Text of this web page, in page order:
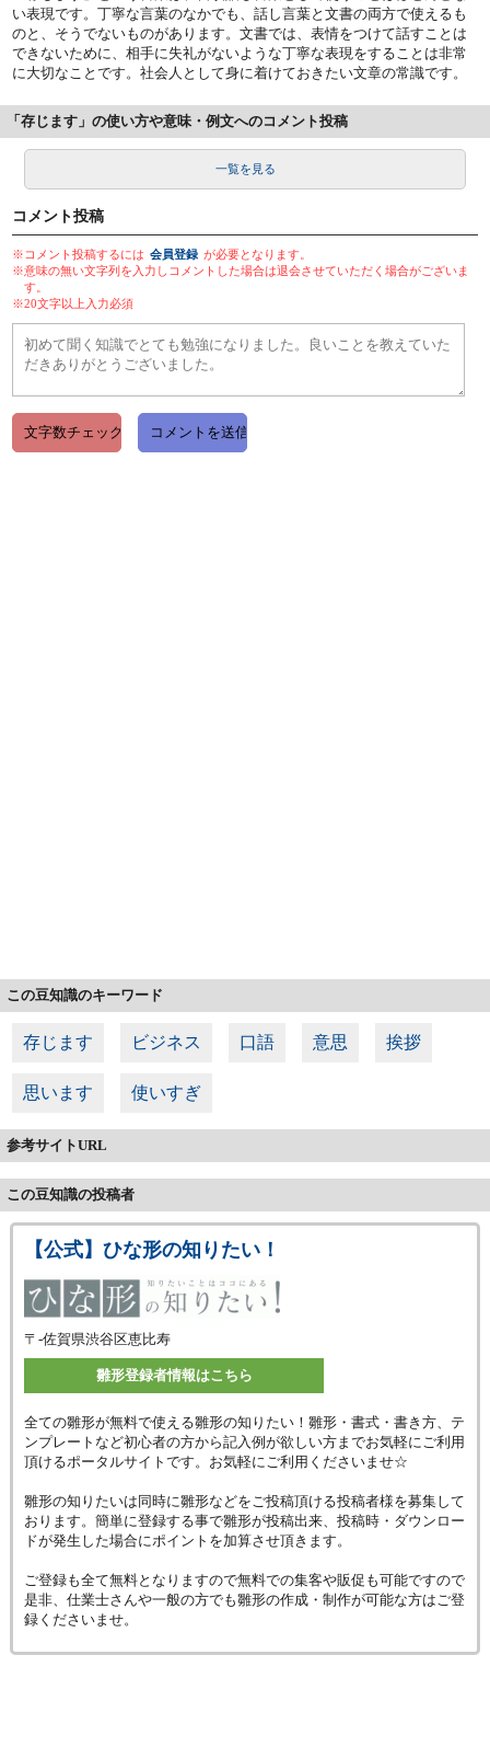
い表現です。丁寧な言葉のなかでも、話し言葉と文書の両方で使えるも
のと、そうでないものがあります。文書では、表情をつけて話すことは
できないために、相手に失礼がないような丁寧な表現をすることは非常
に大切なことです。社会人として身に着けておきたい文章の常識です。
「存じます」の使い方や意味・例文へのコメント投稿
一覧を見る
コメント投稿
※コメント投稿するには 会員登録 が必要となります。
※意味の無い文字列を入力しコメントした場合は退会させていただく場合がございま
す。
※20文字以上入力必須
この豆知識のキーワード
存じます ビジネス 口語 意思 挨拶
思います 使いすぎ
参考サイトURL
この豆知識の投稿者
【公式】ひな形の知りたい！
〒-佐賀県渋谷区恵比寿
雛形登録者情報はこちら
全ての雛形が無料で使える雛形の知りたい！雛形・書式・書き方、テ
ンプレートなど初心者の方から記入例が欲しい方までお気軽にご利用
頂けるポータルサイトです。お気軽にご利用くださいませ☆
雛形の知りたいは同時に雛形などをご投稿頂ける投稿者様を募集して
おります。簡単に登録する事で雛形が投稿出来、投稿時・ダウンロー
ドが発生した場合にポイントを加算させ頂きます。
ご登録も全て無料となりますので無料での集客や販促も可能ですので
是非、仕業士さんや一般の方でも雛形の作成・制作が可能な方はご登
録くださいませ。